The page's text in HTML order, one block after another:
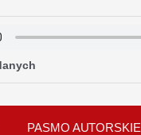
PASMO AUTORSKIE